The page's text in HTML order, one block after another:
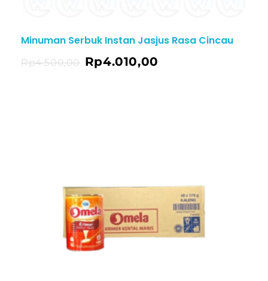
Minuman Serbuk Instan Jasjus Rasa Cincau
Rp4.500,00 Rp4.010,00